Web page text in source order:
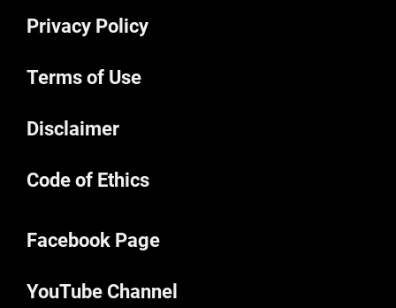
Privacy Policy
Terms of Use
Disclaimer
Code of Ethics
Facebook Page
YouTube Channel